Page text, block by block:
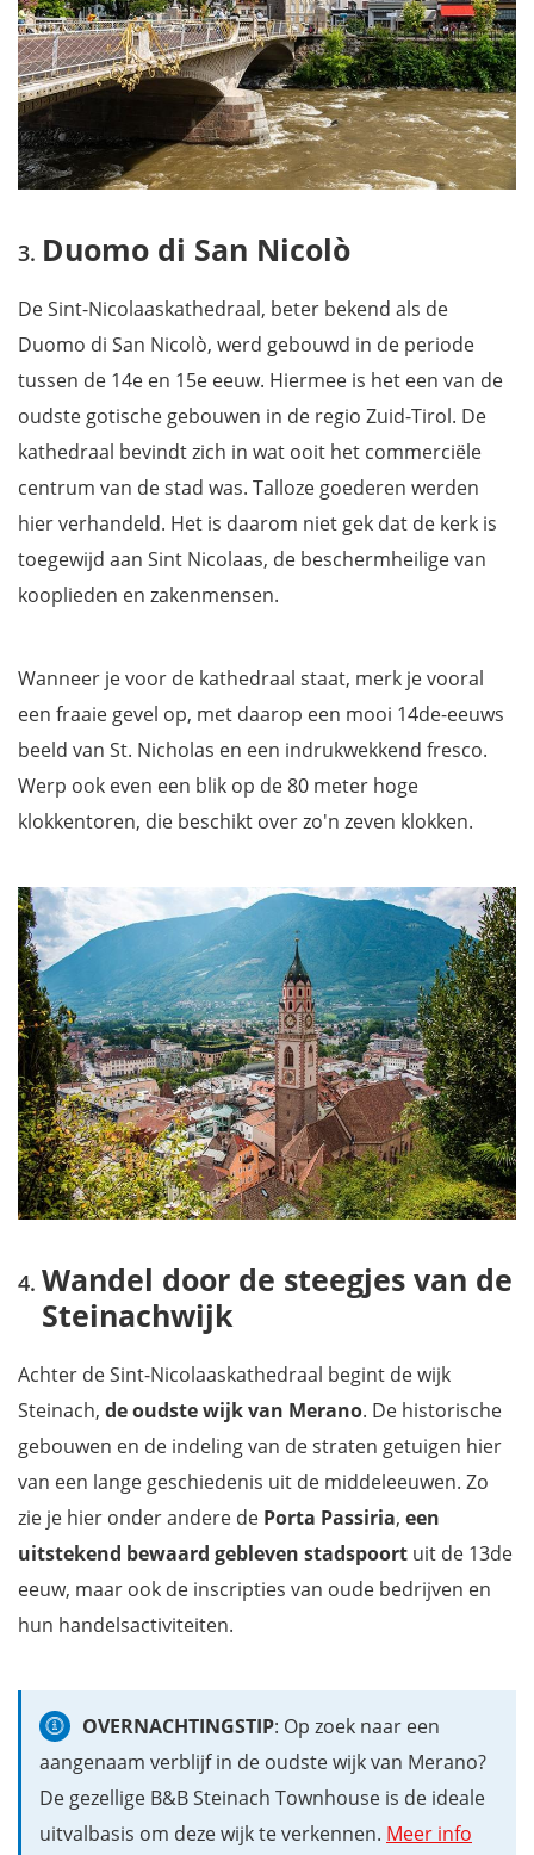
Duomo di San Nicolò
De Sint-Nicolaaskathedraal, beter bekend als de
Duomo di San Nicolò, werd gebouwd in de periode
tussen de 14e en 15e eeuw. Hiermee is het een van de
oudste gotische gebouwen in de regio Zuid-Tirol. De
kathedraal bevindt zich in wat ooit het commerciële
centrum van de stad was. Talloze goederen werden
hier verhandeld. Het is daarom niet gek dat de kerk is
toegewijd aan Sint Nicolaas, de beschermheilige van
kooplieden en zakenmensen.
Wanneer je voor de kathedraal staat, merk je vooral
een fraaie gevel op, met daarop een mooi 14de-eeuws
beeld van St. Nicholas en een indrukwekkend fresco.
Werp ook even een blik op de 80 meter hoge
klokkentoren, die beschikt over zo'n zeven klokken.
Wandel door de steegjes van de
Steinachwijk
Achter de Sint-Nicolaaskathedraal begint de wijk
Steinach, de oudste wijk van Merano. De historische
gebouwen en de indeling van de straten getuigen hier
van een lange geschiedenis uit de middeleeuwen. Zo
zie je hier onder andere de Porta Passiria, een
uitstekend bewaard gebleven stadspoort uit de 13de
eeuw, maar ook de inscripties van oude bedrijven en
hun handelsactiviteiten.
OVERNACHTINGSTIP: Op zoek naar een
aangenaam verblijf in de oudste wijk van Merano?
De gezellige B&B Steinach Townhouse is de ideale
uitvalbasis om deze wijk te verkennen. Meer info